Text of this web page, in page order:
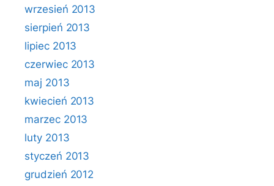
wrzesień 2013
sierpień 2013
lipiec 2013
czerwiec 2013
maj 2013
kwiecień 2013
marzec 2013
luty 2013
styczeń 2013
grudzień 2012